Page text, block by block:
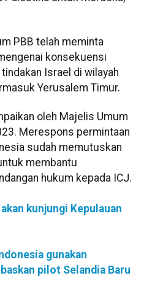
PBB telah meminta
konsekuensi
Israel di wilayah
Yerusalem Timur.
oleh Majelis Umum
Merespons permintaan
sudah memutuskan
membantu
hukum kepada ICJ.
kunjungi Kepulauan
gunakan
pilot Selandia Baru